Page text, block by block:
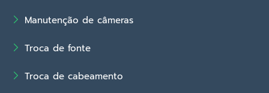
Manutenção de câmeras
Troca de fonte
Troca de cabeamento